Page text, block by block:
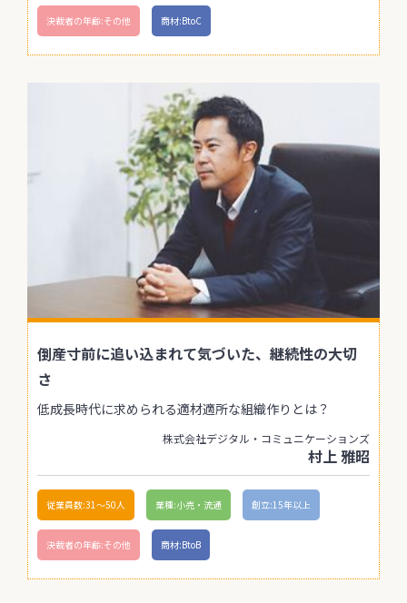
決裁者の年齢:その他 商材:BtoC
倒産寸前に追い込まれて気づいた、継続性の大切
さ
低成長時代に求められる適材適所な組織作りとは？
株式会社デジタル・コミュニケーションズ
村上 雅昭
従業員数:31〜50人 業種:小売・流通 創立:15年以上
決裁者の年齢:その他 商材:BtoB